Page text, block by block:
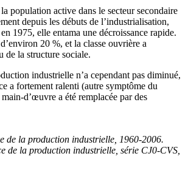
population active dans le secteur secondaire
depuis les débuts de l’industrialisation,
1975, elle entama une décroissance rapide.
20 %, et la classe ouvrière a
de la structure sociale.
industrielle n’a cependant pas diminué,
a fortement ralenti (autre symptôme du
d’œuvre a été remplacée par des
de la production industrielle, 1960-2006.
de la production industrielle, série CJ0-CVS,